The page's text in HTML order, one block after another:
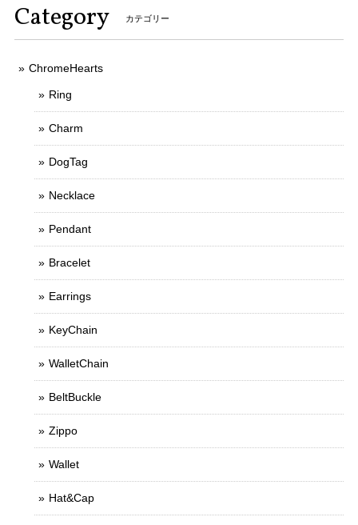
Category カテゴリー
ChromeHearts
Ring
Charm
DogTag
Necklace
Pendant
Bracelet
Earrings
KeyChain
WalletChain
BeltBuckle
Zippo
Wallet
Hat&Cap